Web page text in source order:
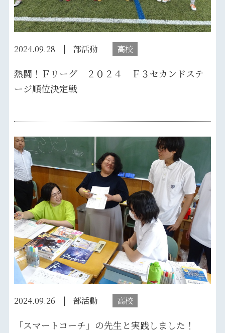
2024.09.28 部活動 高校
熱闘！Ｆリーグ ２０２４ Ｆ３セカンドステ
ージ順位決定戦
2024.09.26 部活動 高校
「スマートコーチ」の先生と実践しました！